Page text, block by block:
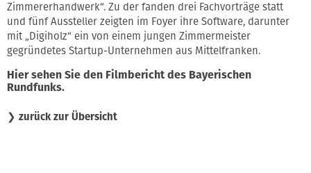
Zimmererhandwerk“. Zu der fanden drei Fachvorträge statt
und fünf Aussteller zeigten im Foyer ihre Software, darunter
mit „Digiholz“ ein von einem jungen Zimmermeister
gegründetes Startup-Unternehmen aus Mittelfranken.
Hier sehen Sie den Filmbericht des Bayerischen
Rundfunks.
❯ zurück zur Übersicht